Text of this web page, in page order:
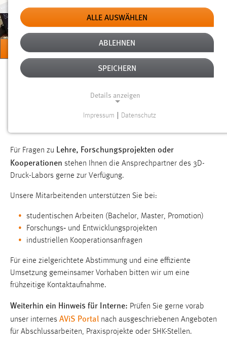
MENÜ
Sie sind hier:
Forschung
ANSPRECHPARTNER UND LAGEPLAN
Für Fragen zu Lehre, Forschungsprojekten oder
Kooperationen stehen Ihnen die Ansprechpartner des 3D-
Druck-Labors gerne zur Verfügung.
Unsere Mitarbeitenden unterstützen Sie bei:
studentischen Arbeiten (Bachelor, Master, Promotion)
Forschungs‑ und Entwicklungsprojekten
industriellen Kooperationsanfragen
Für eine zielgerichtete Abstimmung und eine effiziente
Umsetzung gemeinsamer Vorhaben bitten wir um eine
frühzeitige Kontaktaufnahme.
Weiterhin ein Hinweis für Interne: Prüfen Sie gerne vorab
unser internes AViS Portal nach ausgeschriebenen Angeboten
für Abschlussarbeiten, Praxisprojekte oder SHK-Stellen.
ALLE AUSWÄHLEN
ABLEHNEN
SPEICHERN
Details anzeigen
Funktionen und sind für die einwandfreie Funktion der
Website erforderlich.
Einverständnis
cookie_consent
Zweck:
Optionen des Benutzers
Cookie Laufzeit:
1 Jahr
Performance
Impressum Datenschutz